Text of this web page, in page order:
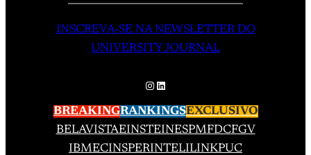
INSCREVA-SE NA NEWSLETTER DO
UNIVERSITY JOURNAL
Instagram
LinkedIn
BREAKINGRANKINGSEXCLUSIVO
BELAVISTAEINSTEINESPMFDCFGV
IBMECINSPERINTELILINKPUC